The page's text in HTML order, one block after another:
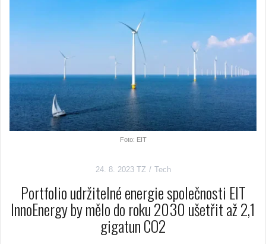
Foto: EIT
24. 8. 2023 TZ Tech
Portfolio udržitelné energie společnosti EIT
InnoEnergy by mělo do roku 2030 ušetřit až 2,1
gigatun CO2